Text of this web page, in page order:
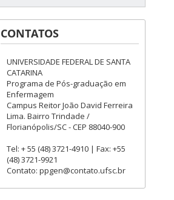
CONTATOS
UNIVERSIDADE FEDERAL DE SANTA
CATARINA
Programa de Pós-graduação em
Enfermagem
Campus Reitor João David Ferreira
Lima. Bairro Trindade /
Florianópolis/SC - CEP 88040-900
Tel: + 55 (48) 3721-4910 | Fax: +55
(48) 3721-9921
Contato: ppgen@contato.ufsc.br